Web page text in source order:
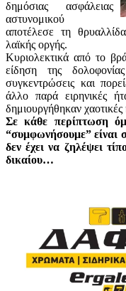
δημόσιας ασφάλειας
αστυνομικού
αποτέλεσε τη
λαϊκής οργής.
Κυριολεκτικά από το
είδηση της
συγκεντρώσεις και
άλλο παρά ειρηνικές
δημιουργήθηκαν χαοτικές
Σε κάθε περίπτωση
“συμφωνήσουμε” είναι
δεν έχει να ζηλέψει
δικαίου…